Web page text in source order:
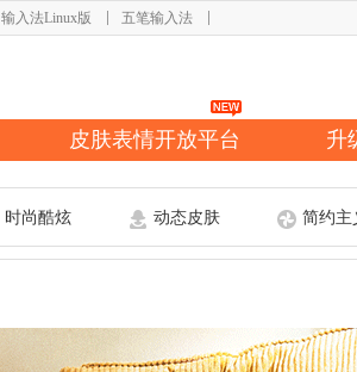
输入法Linux版 五笔输入法
皮肤表情开放平台 升
时尚酷炫 动态皮肤 简约主